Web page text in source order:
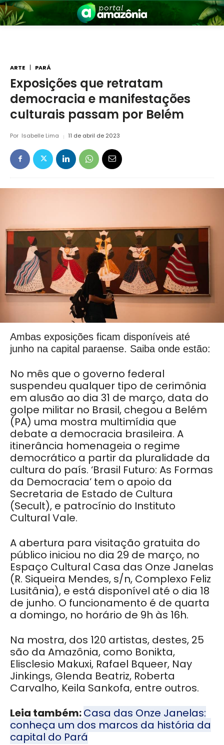
Amazônia
ARTE PARÁ
Exposições que retratam
democracia e manifestações
culturais passam por Belém
Por Isabelle Lima 11 de abril de 2023
Ambas exposições ficam disponíveis até
junho na capital paraense. Saiba onde estão:
No mês que o governo federal
suspendeu qualquer tipo de cerimônia
em alusão ao dia 31 de março, data do
golpe militar no Brasil, chegou a Belém
(PA) uma mostra multimídia que
debate a democracia brasileira. A
itinerância homenageia o regime
democrático a partir da pluralidade da
cultura do país. ‘Brasil Futuro: As Formas
da Democracia’ tem o apoio da
Secretaria de Estado de Cultura
(Secult), e patrocínio do Instituto
Cultural Vale.
A abertura para visitação gratuita do
público iniciou no dia 29 de março, no
Espaço Cultural Casa das Onze Janelas
(R. Siqueira Mendes, s/n, Complexo Feliz
Lusitânia), e está disponível até o dia 18
de junho. O funcionamento é de quarta
a domingo, no horário de 9h às 16h.
Na mostra, dos 120 artistas, destes, 25
são da Amazônia, como Bonikta,
Elisclesio Makuxi, Rafael Bqueer, Nay
Jinkings, Glenda Beatriz, Roberta
Carvalho, Keila Sankofa, entre outros.
Leia também:Casa das Onze Janelas:
conheça um dos marcos da história da
capital do Pará